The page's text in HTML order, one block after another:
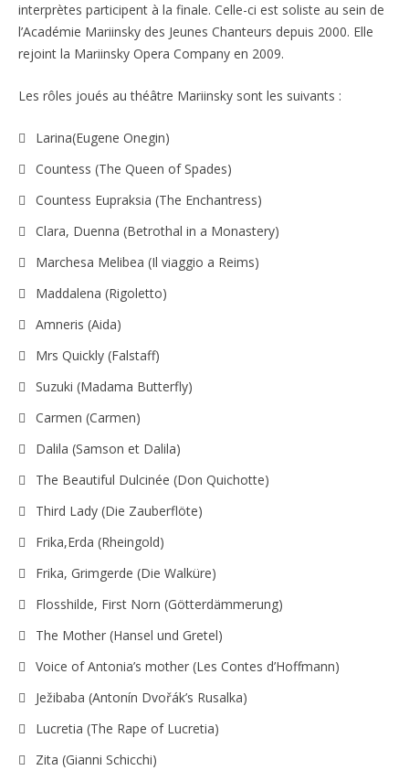
interprètes participent à la finale. Celle-ci est soliste au sein de
l’Académie Mariinsky des Jeunes Chanteurs depuis 2000. Elle
rejoint la Mariinsky Opera Company en 2009.
Les rôles joués au théâtre Mariinsky sont les suivants :
Larina(Eugene Onegin)
Countess (The Queen of Spades)
Countess Eupraksia (The Enchantress)
Clara, Duenna (Betrothal in a Monastery)
Marchesa Melibea (Il viaggio a Reims)
Maddalena (Rigoletto)
Amneris (Aida)
Mrs Quickly (Falstaff)
Suzuki (Madama Butterfly)
Carmen (Carmen)
Dalila (Samson et Dalila)
The Beautiful Dulcinée (Don Quichotte)
Third Lady (Die Zauberflöte)
Frika,Erda (Rheingold)
Frika, Grimgerde (Die Walküre)
Flosshilde, First Norn (Götterdämmerung)
The Mother (Hansel und Gretel)
Voice of Antonia’s mother (Les Contes d’Hoffmann)
Ježibaba (Antonín Dvořák’s Rusalka)
Lucretia (The Rape of Lucretia)
Zita (Gianni Schicchi)